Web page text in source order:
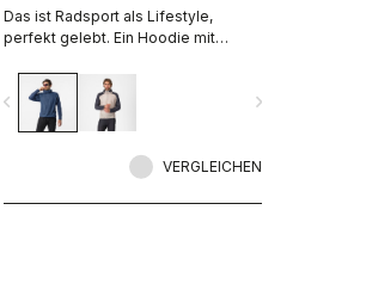
Das ist Radsport als Lifestyle,
perfekt gelebt. Ein Hoodie mit
Alpha-Material.
navigate_next
VERGLEICHEN